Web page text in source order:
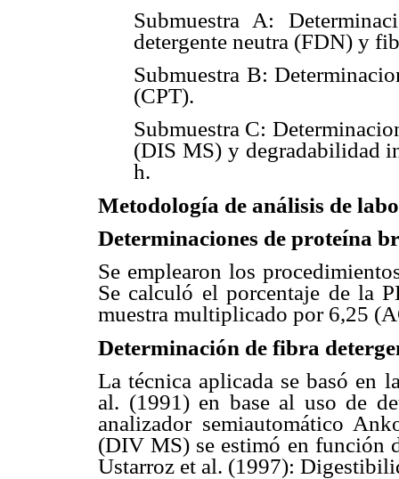
Submuestra A:
detergente neutra (FDN) y
Submuestra B:
(CPT).
Submuestra C:
(DIS MS) y degradabilidad
h.
Metodología de análisis de
Determinaciones de proteína
Se emplearon los
Se calculó el porcentaje de la
muestra multiplicado por 6,25
Determinación de fibra
La técnica aplicada se basó en
al. (1991) en base al uso de
analizador semiautomático
(DIV MS) se estimó en función
Ustarroz et al. (1997):